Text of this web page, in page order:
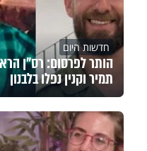
חדשות היום
הותר לפרסום: רס"ן
תמיר וקנין נפלו בלבנון